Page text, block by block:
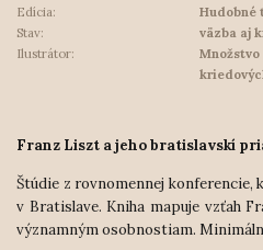
Edícia:
Hudobné
Stav:
väzba aj
Ilustrátor:
Franz Liszt a jeho bratislavskí
Štúdie z rovnomennej konferencie,
v Bratislave. Kniha mapuje vzťah
významným osobnostiam.